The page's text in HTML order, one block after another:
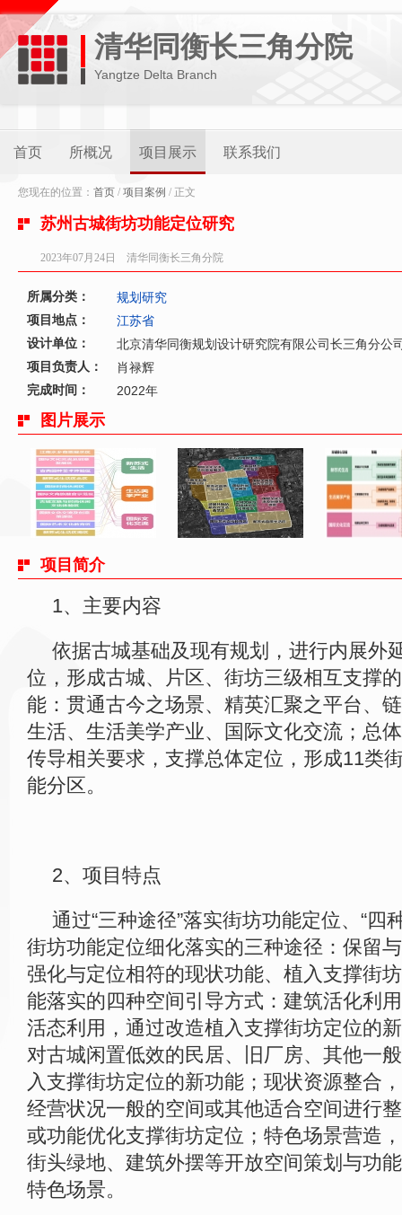
清华同衡长三角分院
Yangtze Delta Branch
首页 所概况 项目展示 联系我们
您现在的位置： 首页 / 项目案例 / 正文
苏州古城街坊功能定位研究
2023年07月24日 清华同衡长三角分院
所属分类： 规划研究
项目地点： 江苏省
设计单位： 北京清华同衡规划设计研究院有限公司长三角分公
项目负责人： 肖禄辉
完成时间： 2022年
图片展示
项目简介
1、主要内容
依据古城基础及现有规划，进行内展外
位，形成古城、片区、街坊三级相互支撑
能：贯通古今之场景、精英汇聚之平台、
生活、生活美学产业、国际文化交流；总
传导相关要求，支撑总体定位，形成11类
能分区。
2、项目特点
通过“三种途径”落实街坊功能定位、“四
街坊功能定位细化落实的三种途径：保留
强化与定位相符的现状功能、植入支撑街
能落实的四种空间引导方式：建筑活化利
活态利用，通过改造植入支撑街坊定位的
对古城闲置低效的民居、旧厂房、其他一
入支撑街坊定位的新功能；现状资源整合
经营状况一般的空间或其他适合空间进行
或功能优化支撑街坊定位；特色场景营造
街头绿地、建筑外摆等开放空间策划与功
特色场景。